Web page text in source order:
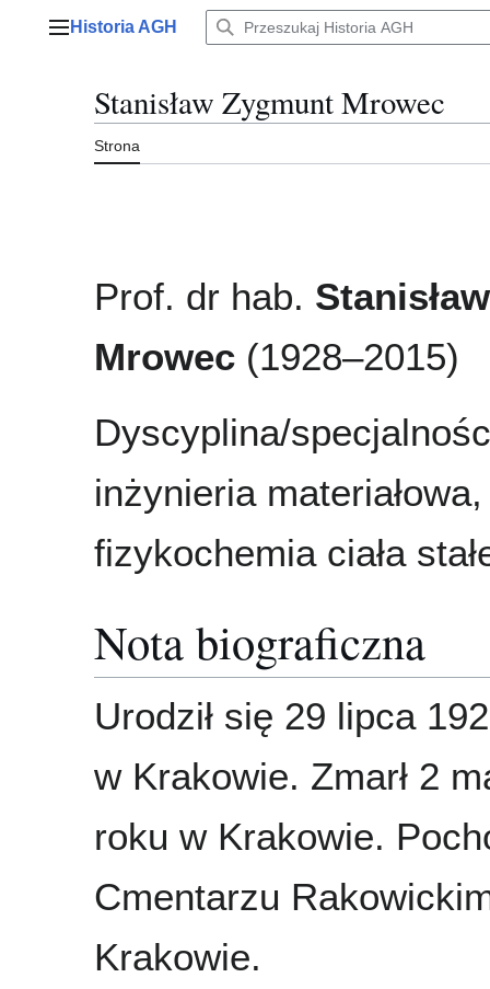
Menu główne
Historia AGH
Stanisław Zygmunt Mrowec
Strona
Prof. dr hab.
Mrowec (1928–2015)
Dyscyplina/
inżynieria materiałowa,
fizykochemia ciała
Nota biograficzna
Urodził się 29 lipca
w Krakowie. Zmarł 2
roku w Krakowie.
Cmentarzu
Krakowie.